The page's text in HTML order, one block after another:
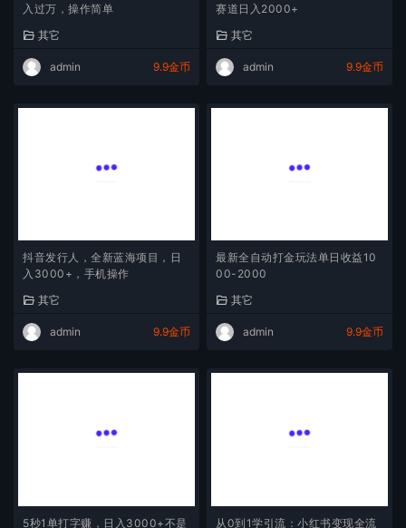
入过万，操作简单
其它
admin 9.9金币
赛道日入2000+
其它
admin 9.9金币
抖音发行人，全新蓝海项目，日
入3000+，手机操作
其它
admin 9.9金币
最新全自动打金玩法单日收益10
00-2000
其它
admin 9.9金币
5秒1单打字赚，日入3000+不是 从0到1学引流：小红书变现全流